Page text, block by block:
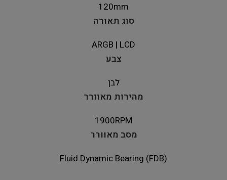
120mm
סוג תאורה
ARGB | LCD
צבע
לבן
מהירות מאוורר
1900RPM
מסב מאוורר
Fluid Dynamic Bearing (FDB)